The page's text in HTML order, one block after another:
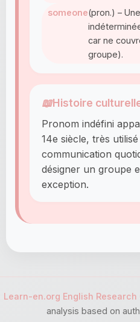
someone(pron.) –
car ne
groupe).
📖Histoire
Pronom indéfini
14e siècle, très
communication
désigner un groupe
exception.
Learn-en.org English Research
analysis based on